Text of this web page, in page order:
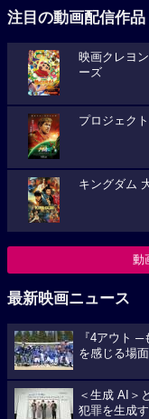
注目の動画配信作品
映画クレヨ
ーズ
プロジェク
キングダム
動
最新映画ニュース
『4アウト
を感じる場
＜生成 AI＞
犯罪を生成す